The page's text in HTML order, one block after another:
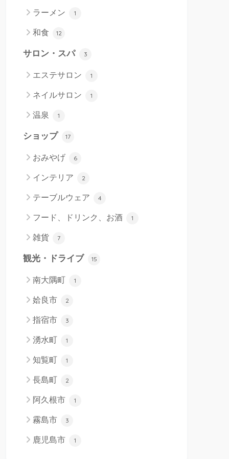
ラーメン 1
和食 12
サロン・スパ 3
エステサロン 1
ネイルサロン 1
温泉 1
ショップ 17
おみやげ 6
インテリア 2
テーブルウェア 4
フード、ドリンク、お酒 1
雑貨 7
観光・ドライブ 15
南大隅町 1
姶良市 2
指宿市 3
湧水町 1
知覧町 1
長島町 2
阿久根市 1
霧島市 3
鹿児島市 1